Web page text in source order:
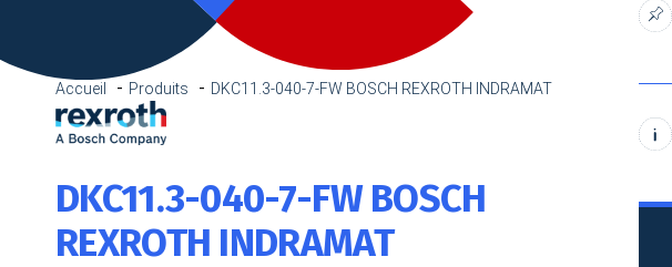
Accueil Produits DKC11.3-040-7-FW BOSCH REXROTH INDRAMAT
DKC11.3-040-7-FW BOSCH
REXROTH INDRAMAT